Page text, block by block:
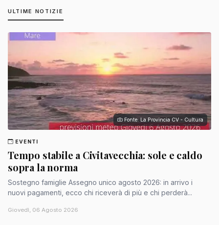
ULTIME NOTIZIE
Fonte: La Provincia CV - Cultura
EVENTI
Tempo stabile a Civitavecchia: sole e caldo
sopra la norma
Sostegno famiglie Assegno unico agosto 2026: in arrivo i
nuovi pagamenti, ecco chi riceverà di più e chi perderà...
Giovedì, 06 Agosto 2026